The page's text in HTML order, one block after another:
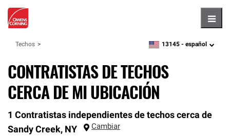
Techos zipcode,language
13145 - español
CONTRATISTAS DE TECHOS
CERCA DE MI UBICACIÓN
1 Contratistas independientes de techos cerca de
Sandy Creek, NY Cambiar